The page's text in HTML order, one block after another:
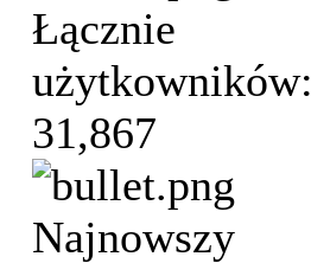
Łącznie
użytkowników:
31,867
Najnowszy